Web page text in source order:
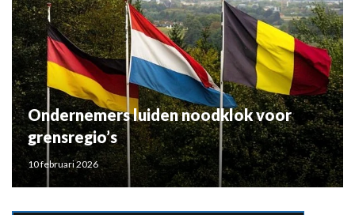
Ondernemers luiden noodklok voor
grensregio’s
10 februari 2026